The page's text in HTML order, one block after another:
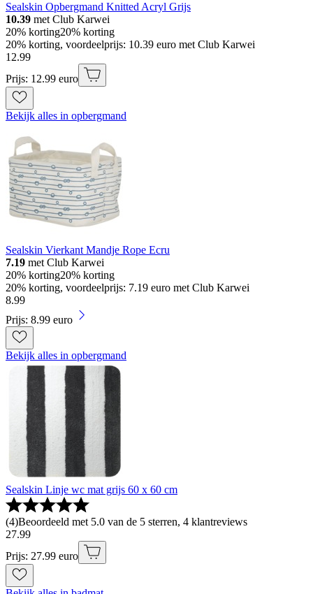
Sealskin Opbergmand Knitted Acryl Grijs
10.39 met Club Karwei
20% korting20% korting
20% korting, voordeelprijs: 10.39 euro met Club Karwei
12.99
Prijs: 12.99 euro
Bekijk alles in opbergmand
Sealskin Vierkant Mandje Rope Ecru
7.19 met Club Karwei
20% korting20% korting
20% korting, voordeelprijs: 7.19 euro met Club Karwei
8.99
Prijs: 8.99 euro
Bekijk alles in opbergmand
Sealskin Linje wc mat grijs 60 x 60 cm
(4)Beoordeeld met 5.0 van de 5 sterren, 4 klantreviews
27.99
Prijs: 27.99 euro